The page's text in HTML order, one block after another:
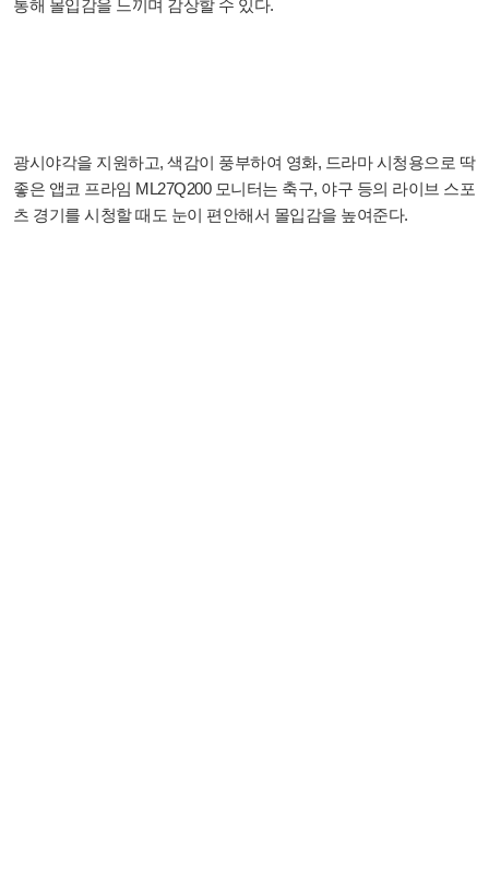
통해 몰입감을 느끼며 감상할 수 있다.
광시야각을 지원하고, 색감이 풍부하여 영화, 드라마 시청용으로 딱
좋은 앱코 프라임 ML27Q200 모니터는 축구, 야구 등의 라이브 스포
츠 경기를 시청할 때도 눈이 편안해서 몰입감을 높여준다.